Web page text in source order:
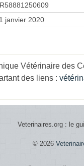
janvier 2020
Vétérinaire des
des liens :
Veterinaires.org : le
© 2026